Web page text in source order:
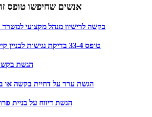
אנשים שחיפשו טופס
בקשה לרישיון מנהל מקצועי
טופס 33-4 בדיקת נגישות לבניין קיים – מקום להתקהלות
הגשת בקשת
הגשת ערר על דחיית בקשה או
הגשת דיווח על בניית